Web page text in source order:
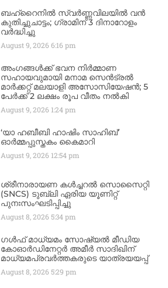
ബഹ്‌റൈനിൽ സ്വർണ്ണവിലയിൽ വൻ
കുതിച്ചുചാട്ടം; ഗ്രാമിന് 3 ദിനാറോളം
വർദ്ധിച്ചു
August 9, 20266:16 pm
അംഗങ്ങൾക്ക് ഭവന നിർമ്മാണ
സഹായവുമായി മനാമ സെൻട്രൽ
മാർക്കറ്റ് മലയാളി അസോസിയേഷൻ; 5
പേർക്ക് 2 ലക്ഷം രൂപ വീതം നൽകി
August 9, 2026 1:24 pm
‘യാ ഹബീബി ഹാഷിം സാഹിബ്’
ഓർമ്മപ്പുസ്തകം കൈമാറി
August 9, 2026 12:54 pm
ശ്രീനാരായണ കൾച്ചറൽ സൊസൈറ്റി
(SNCS) ടുബ്ലി ഏരിയ യൂണിറ്റ്
പുനഃസംഘടിപ്പിച്ചു
August 8, 20265:34 pm
ഗൾഫ് മാധ്യമം സോഷ്യൽ മീഡിയ
കോഓർഡിനേറ്റർ അമീർ സാദിഖിന്
മാധ്യമപ്രവർത്തകരുടെ യാത്രയയപ്പ്
August 8, 20265:29 pm